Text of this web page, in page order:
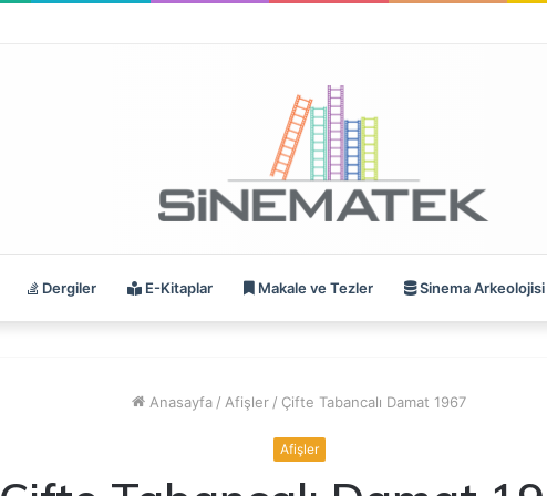
Dergiler E-Kitaplar Makale ve Tezler Sinema Arkeolojisi
Anasayfa / Afişler / Çifte Tabancalı Damat 1967
Afişler